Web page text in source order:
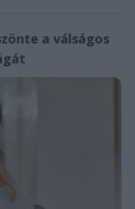
a válságos